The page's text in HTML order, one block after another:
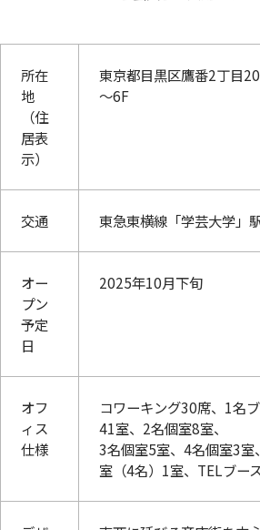
所在
地
（住
居表
示）
東京都目黒区鷹番2丁目
～6F
交通 東急東横線「学芸大学」
オー
プン
予定
日
2025年10月下旬
オフ
ィス
仕様
コワーキング30席、1名
41室、2名個室8室、
3名個室5室、4名個室3
室（4名）1室、TELブー